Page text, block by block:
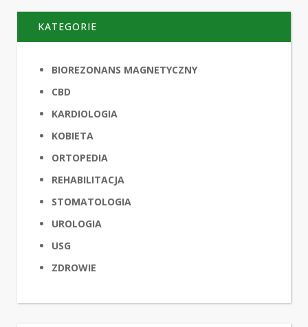
KATEGORIE
BIOREZONANS MAGNETYCZNY
CBD
KARDIOLOGIA
KOBIETA
ORTOPEDIA
REHABILITACJA
STOMATOLOGIA
UROLOGIA
USG
ZDROWIE